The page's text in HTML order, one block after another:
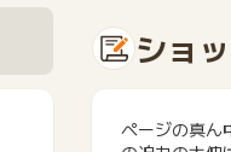
ショ
ページの真ん